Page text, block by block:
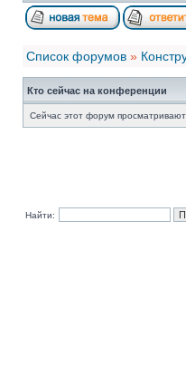
Список форумов »
Кто сейчас на конференции
Сейчас этот форум
Найти: